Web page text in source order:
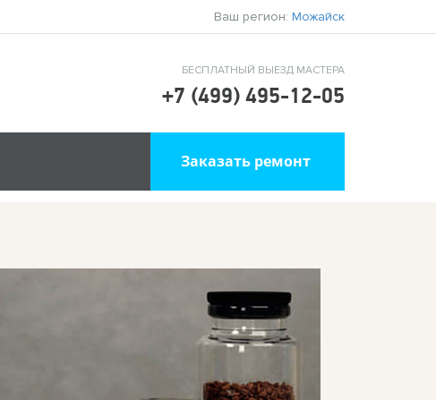
Ваш регион: Можайск
БЕСПЛАТНЫЙ ВЫЕЗД МАСТЕРА
+7 (499) 495-12-05
Заказать ремонт